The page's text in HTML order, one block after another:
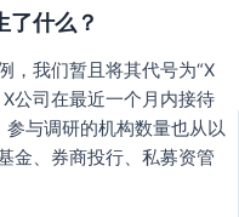
了什么？
，我们暂且将其代号为“X
公司在最近一个月内接待
与调研的机构数量也从以
金、券商投行、私募资管